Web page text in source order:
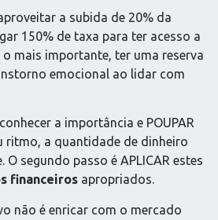
a subida de 20% da
150% de taxa para ter acesso a
mais importante, ter uma reserva
emocional ao lidar com
a importância e POUPAR
ritmo, a quantidade de dinheiro
segundo passo é APLICAR estes
financeiros apropriados.
não é enricar com o mercado